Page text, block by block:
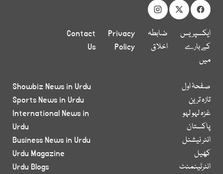
ایکسپریس
کے بارے
میں
ضابطہ
اخلاق
Privacy
Policy
Contact
Us
صفحۂ اول
تازہ ترین
غزہ لہو لہو
پاکستان
انٹر نیشنل
کھیل
انٹرٹینمنٹ
Showbiz News in Urdu
Sports News in Urdu
International News in
Urdu
Business News in Urdu
Urdu Magazine
Urdu Blogs